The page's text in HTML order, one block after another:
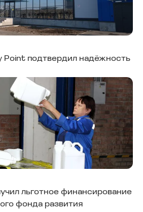
Point подтвердил надёжность
льготное финансирование
фонда развития